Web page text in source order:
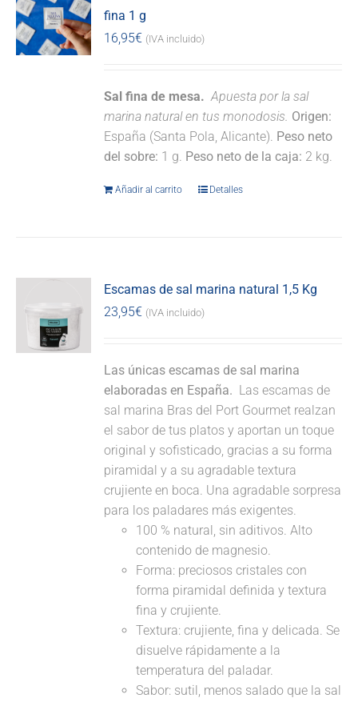
fina 1 g
16,95€ (IVA incluido)
Sal fina de mesa. Apuesta por la sal
marina natural en tus monodosis. Origen:
España (Santa Pola, Alicante). Peso neto
del sobre: 1 g. Peso neto de la caja: 2 kg.
Añadir al carrito Detalles
Escamas de sal marina natural 1,5 Kg
23,95€ (IVA incluido)
Las únicas escamas de sal marina
elaboradas en España. Las escamas de
sal marina Bras del Port Gourmet realzan
el sabor de tus platos y aportan un toque
original y sofisticado, gracias a su forma
piramidal y a su agradable textura
crujiente en boca. Una agradable sorpresa
para los paladares más exigentes.
100 % natural, sin aditivos. Alto
contenido de magnesio.
Forma: preciosos cristales con
forma piramidal definida y textura
fina y crujiente.
Textura: crujiente, fina y delicada. Se
disuelve rápidamente a la
temperatura del paladar.
Sabor: sutil, menos salado que la sal